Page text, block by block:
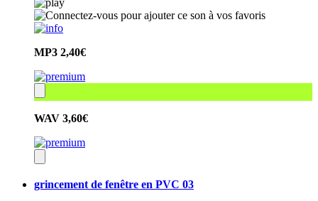
MP3 2,40€
WAV 3,60€
grincement de fenêtre en PVC 03